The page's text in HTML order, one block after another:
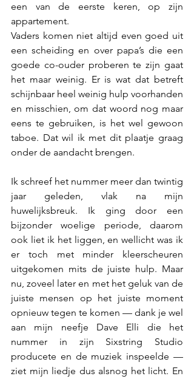
een van de eerste keren, op zijn
appartement.
Vaders komen niet altijd even goed uit
een scheiding en over papa’s die een
goede co-ouder proberen te zijn gaat
het maar weinig. Er is wat dat betreft
schijnbaar heel weinig hulp voorhanden
en misschien, om dat woord nog maar
eens te gebruiken, is het wel gewoon
taboe. Dat wil ik met dit plaatje graag
onder de aandacht brengen.
Ik schreef het nummer meer dan twintig
jaar geleden, vlak na mijn
huwelijksbreuk. Ik ging door een
bijzonder woelige periode, daarom
ook liet ik het liggen, en wellicht was ik
er toch met minder kleerscheuren
uitgekomen mits de juiste hulp. Maar
nu, zoveel later en met het geluk van de
juiste mensen op het juiste moment
opnieuw tegen te komen — dank je wel
aan mijn neefje Dave Elli die het
nummer in zijn Sixstring Studio
producete en de muziek inspeelde —
ziet mijn liedje dus alsnog het licht. En